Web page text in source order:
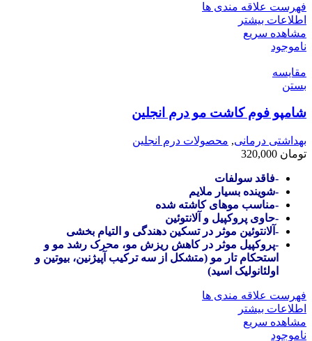
فهرست علاقه مندی ها
اطلاعات بیشتر
مشاهده سریع
ناموجود
مقایسه
بستن
شامپو فوم کاشت مو درم انجلین
بهداشتی درمانی, محصولات درم انجلین
تومان
-فاقد سولفات
-شوینده بسیار ملایم
-مناسب موهای کاشته شده
-حاوی پروکپیل و آلانتوئین
-آلانتوئین موثر در تسکین دهندگی و التیام بخشی
-پروکپیل موثر در کاهش ریزش مو، محرک رشد مو و
استحکام تار مو (متشکل از سه ترکیب آپیژنین، بیوتین و
اولئانولیک اسید)
فهرست علاقه مندی ها
اطلاعات بیشتر
مشاهده سریع
ناموجود